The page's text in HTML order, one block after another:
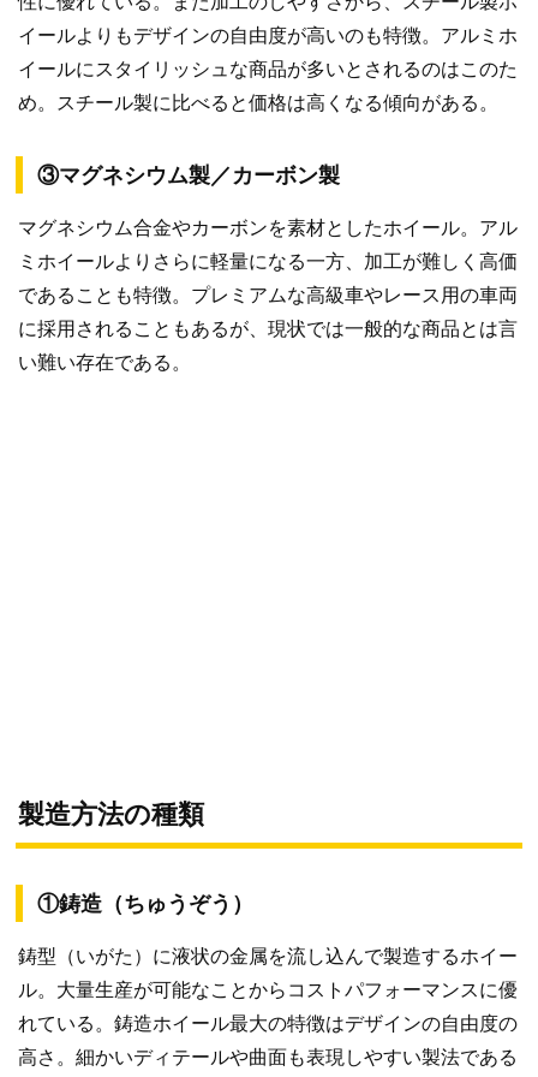
イールよりもデザインの自由度が高いのも特徴。アルミホ
イールにスタイリッシュな商品が多いとされるのはこのた
め。スチール製に比べると価格は高くなる傾向がある。
③マグネシウム製／カーボン製
マグネシウム合金やカーボンを素材としたホイール。アル
ミホイールよりさらに軽量になる一方、加工が難しく高価
であることも特徴。プレミアムな高級車やレース用の車両
に採用されることもあるが、現状では一般的な商品とは言
い難い存在である。
製造方法の種類
①鋳造（ちゅうぞう）
鋳型（いがた）に液状の金属を流し込んで製造するホイー
ル。大量生産が可能なことからコストパフォーマンスに優
れている。鋳造ホイール最大の特徴はデザインの自由度の
高さ。細かいディテールや曲面も表現しやすい製法である